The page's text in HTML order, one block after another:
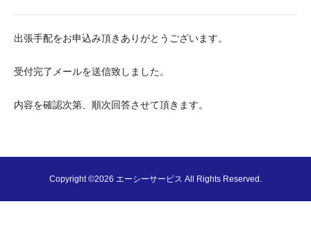
出張手配をお申込み頂きありがとうございます。
受付完了メールを送信致しました。
内容を確認次第、順次回答させて頂きます。
Copyright ©2026 エーシーサービス All Rights Reserved.